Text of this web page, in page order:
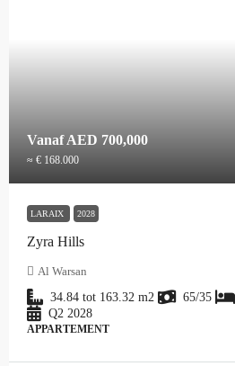
VanafAED 700,000
≈ € 168.000
LARAIX 2028
Zyra Hills
Al Warsan
34.84 tot 163.32 m2 65/35
Q2 2028
APPARTEMENT